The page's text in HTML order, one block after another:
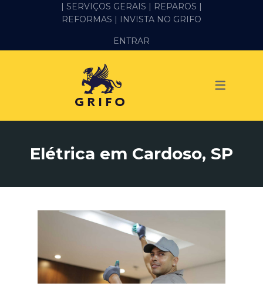
ALVENARIA E PEDREIRO
IMPERMEABILIZAÇÃO
REFORMA
| SERVIÇOS GERAIS | REPAROS |
REFORMAS | INVISTA NO GRIFO
ENTRAR
Elétrica em Cardoso, SP